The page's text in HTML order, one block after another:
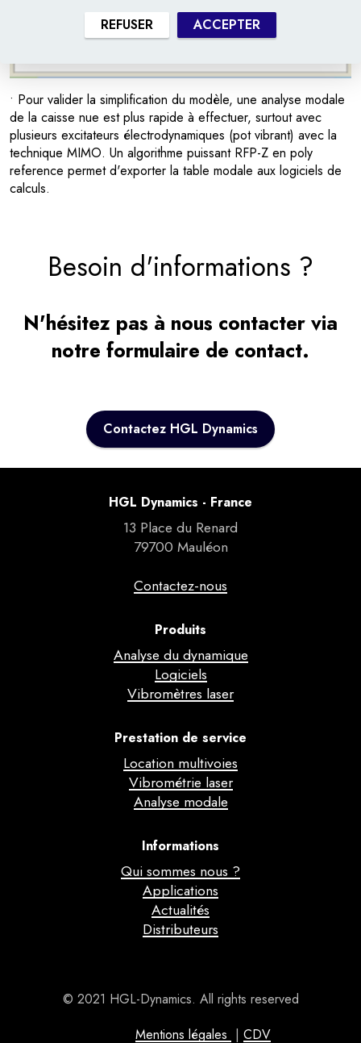
REFUSER
ACCEPTER
• Pour valider la simplification du modèle, une analyse modale
de la caisse nue est plus rapide à effectuer, surtout avec
plusieurs excitateurs électrodynamiques (pot vibrant) avec la
technique MIMO. Un algorithme puissant RFP-Z en poly
reference permet d'exporter la table modale aux logiciels de
calculs.
Besoin d'informations ?
N'hésitez pas à nous contacter via
notre formulaire de contact.
Contactez HGL Dynamics
HGL Dynamics - France
13 Place du Renard
79700 Mauléon
Contactez-nous
Produits
Analyse du dynamique
Logiciels
Vibromètres laser
Prestation de service
Location multivoies
Vibrométrie laser
Analyse modale
Informations
Qui sommes nous ?
Applications
Actualités
Distributeurs
© 2021 HGL-Dynamics. All rights reserved
Mentions légales | CDV